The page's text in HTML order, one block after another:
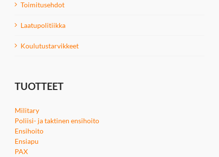
Toimitusehdot
Laatupolitiikka
Koulutustarvikkeet
TUOTTEET
Military
Poliisi- ja taktinen ensihoito
Ensihoito
Ensiapu
PAX